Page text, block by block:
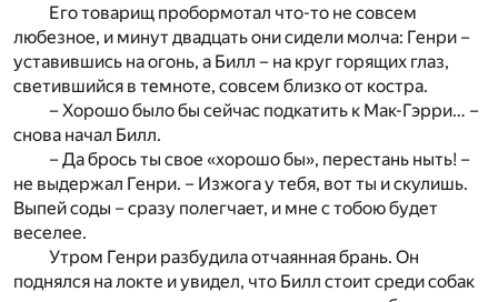
Его товарищ пробормотал что-то не совсем
любезное, и минут двадцать они сидели молча: Генри –
уставившись на огонь, а Билл – на круг горящих глаз,
светившийся в темноте, совсем близко от костра.
– Хорошо было бы сейчас подкатить к Мак-Гэрри… –
снова начал Билл.
– Да брось ты свое «хорошо бы», перестань ныть! –
не выдержал Генри. – Изжога у тебя, вот ты и скулишь.
Выпей соды – сразу полегчает, и мне с тобою будет
веселее.
Утром Генри разбудила отчаянная брань. Он
поднялся на локте и увидел, что Билл стоит среди собак